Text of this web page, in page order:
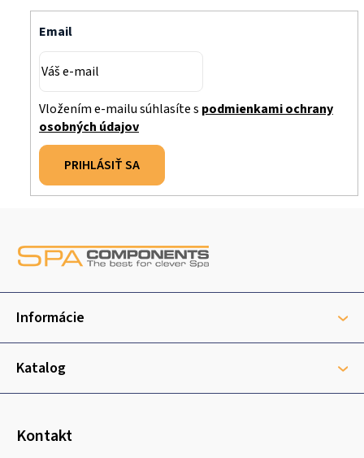
Email
Vložením e-mailu súhlasíte s podmienkami ochrany
osobných údajov
PRIHLÁSIŤ SA
ä
i
Informácie
Katalog
Kontakt